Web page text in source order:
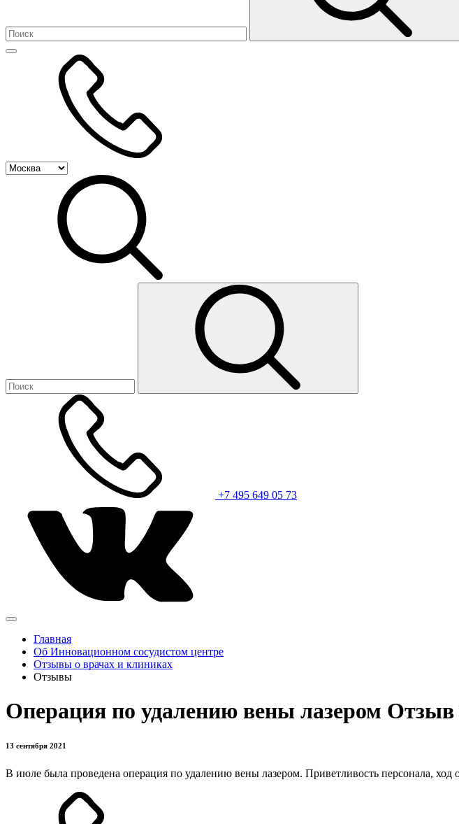
+7 495 649 05 73
Главная
Об Инновационном сосудистом центре
Отзывы о врачах и клиниках
Отзывы
Операция по удалению вены лазером
13 сентября 2021
В июле была проведена операция по удалению вены лазером. Приветливость персонала,